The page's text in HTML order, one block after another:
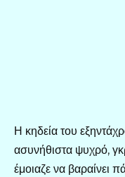
Η κηδεία του
ασυνήθιστα ψυχρό,
έμοιαζε να βαραίνει